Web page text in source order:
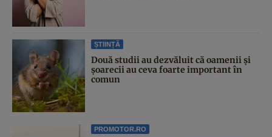
ȘTIINȚĂ
Două studii au dezvăluit că oamenii și
șoarecii au ceva foarte important în
comun
PROMOTOR.RO